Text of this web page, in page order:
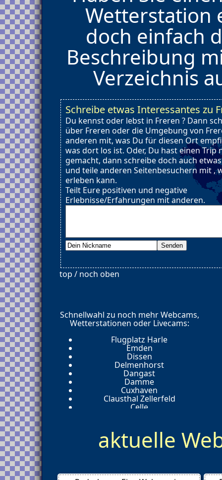
Wetterstation
doch einfach
Beschreibung
Verzeichnis
Schreibe etwas Interessantes zu
Du kennst oder lebst in Freren ? Dann
über Freren oder die Umgebung von
anderen mit, was Du für diesen Ort
was dort los ist. Oder, Du hast einen Trip
gemacht, dann schreibe doch auch
und teile anderen Seitenbesuchern mit ,
erleben kann.
Teilt Eure positiven und negative
Erlebnisse/Erfahrungen mit anderen.
top / noch oben
Schnellwahl zu noch mehr Webcams,
Wetterstationen oder Livecams:
Flugplatz Harle
Emden
Dissen
Delmenhorst
Dangast
Damme
Cuxhaven
Clausthal Zellerfeld
Celle
Braunlage
Borkum
Bohmte
Bad Sachsa
aktuelle